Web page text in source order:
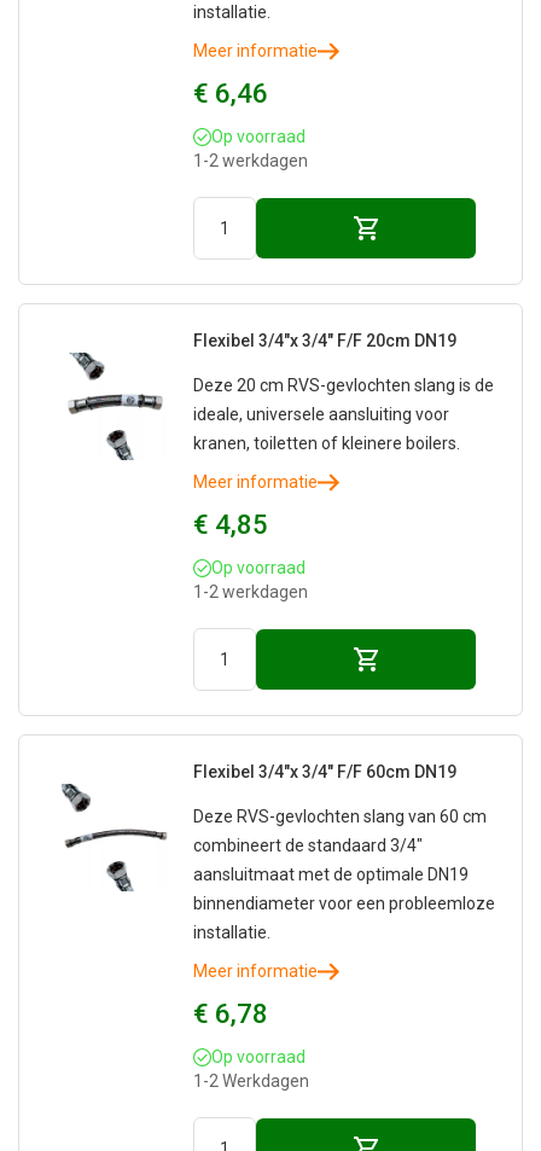
installatie.
Meer informatie
€ 6,46
Op voorraad
1-2 werkdagen
Flexibel 3/4"x 3/4" F/F 20cm DN19
Deze 20 cm RVS-gevlochten slang is de
ideale, universele aansluiting voor
kranen, toiletten of kleinere boilers.
Meer informatie
€ 4,85
Op voorraad
1-2 werkdagen
Flexibel 3/4"x 3/4" F/F 60cm DN19
Deze RVS-gevlochten slang van 60 cm
combineert de standaard 3/4"
aansluitmaat met de optimale DN19
binnendiameter voor een probleemloze
installatie.
Meer informatie
€ 6,78
Op voorraad
1-2 Werkdagen